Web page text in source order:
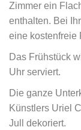
Zimmer ein
enthalten. Bei
eine kostenfreie
Das Frühstück
Uhr serviert.
Die ganze
Künstlers Uriel
Jull dekoriert.